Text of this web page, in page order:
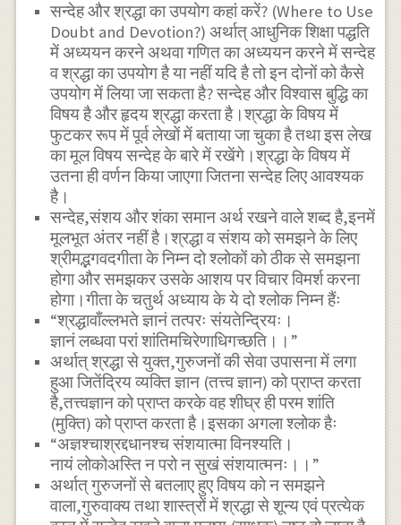
सन्देह और श्रद्धा का उपयोग कहां करें? (Where to Use
Doubt and Devotion?) अर्थात् आधुनिक शिक्षा पद्धति
में अध्ययन करने अथवा गणित का अध्ययन करने में सन्देह
व श्रद्धा का उपयोग है या नहीं यदि है तो इन दोनों को कैसे
उपयोग में लिया जा सकता है? सन्देह और विश्वास बुद्धि का
विषय है और हृदय श्रद्धा करता है।श्रद्धा के विषय में
फुटकर रूप में पूर्व लेखों में बताया जा चुका है तथा इस लेख
का मूल विषय सन्देह के बारे में रखेंगे।श्रद्धा के विषय में
उतना ही वर्णन किया जाएगा जितना सन्देह लिए आवश्यक
है।
सन्देह,संशय और शंका समान अर्थ रखने वाले शब्द है,इनमें
मूलभूत अंतर नहीं है।श्रद्धा व संशय को समझने के लिए
श्रीमद्भगवदगीता के निम्न दो श्लोकों को ठीक से समझना
होगा और समझकर उसके आशय पर विचार विमर्श करना
होगा।गीता के चतुर्थ अध्याय के ये दो श्लोक निम्न हैंः
“श्रद्धावाँल्लभते ज्ञानं तत्परः संयतेन्द्रियः।
ज्ञानं लब्धवा परां शांतिमचिरेणाधिगच्छति।।”
अर्थात् श्रद्धा से युक्त,गुरुजनों की सेवा उपासना में लगा
हुआ जितेंद्रिय व्यक्ति ज्ञान (तत्त्व ज्ञान) को प्राप्त करता
है,तत्त्वज्ञान को प्राप्त करके वह शीघ्र ही परम शांति
(मुक्ति) को प्राप्त करता है।इसका अगला श्लोक हैः
“अज्ञश्चाश्रद्दधानश्च संशयात्मा विनश्यति।
नायं लोकोअस्ति न परो न सुखं संशयात्मनः।।”
अर्थात् गुरुजनों से बतलाए हुए विषय को न समझने
वाला,गुरुवाक्य तथा शास्त्रों में श्रद्धा से शून्य एवं प्रत्येक